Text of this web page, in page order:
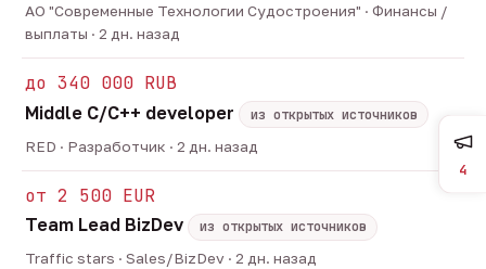
АО "Современные Технологии Судостроения" · Финансы /
выплаты · 2 дн. назад
до 340 000 RUB
Middle C/C++ developer
из открытых источников
RED · Разработчик · 2 дн. назад
от 2 500 EUR
Team Lead BizDev
из открытых источников
Traffic stars · Sales/BizDev · 2 дн. назад
4